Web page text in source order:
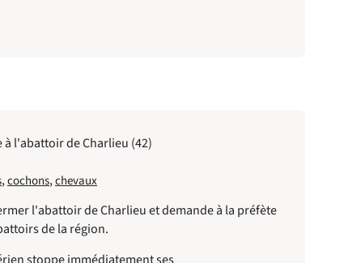
l'abattoir de Charlieu (42)
,cochons,chevaux
l'abattoir de Charlieu et demande à la préfète
de la région.